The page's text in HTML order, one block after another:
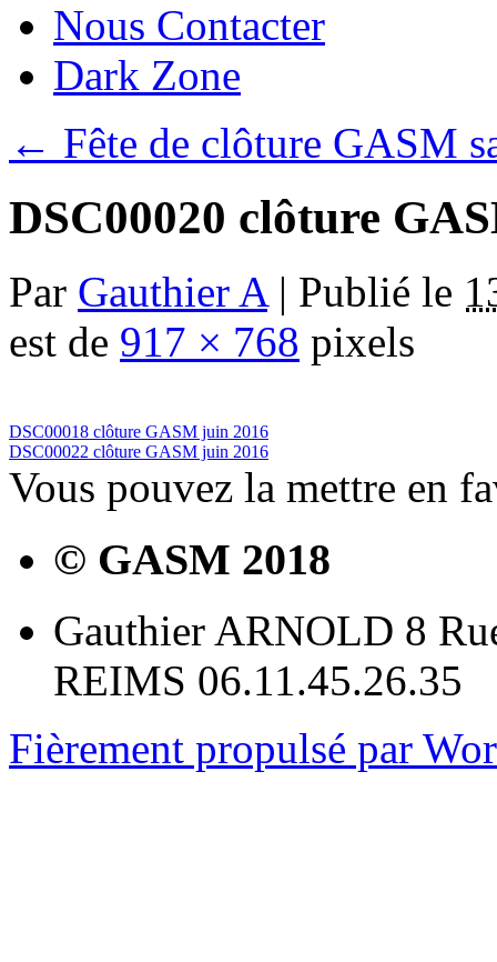
Nous Contacter
Dark Zone
← Fête de clôture GASM
DSC00020 clôture
Par Gauthier A | Publié le
est de 917 × 768 pixels
DSC00018 clôture GASM juin 2016
DSC00022 clôture GASM juin 2016
Vous pouvez la mettre en
© GASM 2018
Gauthier ARNOLD 8
REIMS 06.11.45.26.35
Fièrement propulsé par